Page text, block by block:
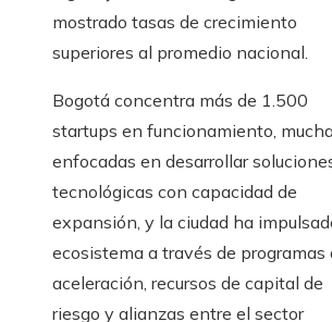
mostrado tasas de crecimiento
superiores al promedio nacional.
Bogotá concentra más de 1.500
startups en funcionamiento,
enfocadas en desarrollar
tecnológicas con capacidad de
expansión, y la ciudad ha
ecosistema a través de programas
aceleración, recursos de capital de
riesgo y alianzas entre el sector